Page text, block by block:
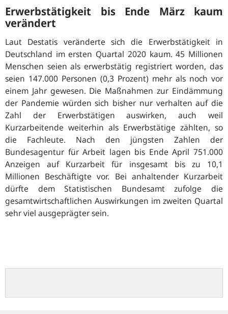
Erwerbstätigkeit bis Ende März kaum
verändert
Laut Destatis veränderte sich die Erwerbstätigkeit in
Deutschland im ersten Quartal 2020 kaum. 45 Millionen
Menschen seien als erwerbstätig registriert worden, das
seien 147.000 Personen (0,3 Prozent) mehr als noch vor
einem Jahr gewesen. Die Maßnahmen zur Eindämmung
der Pandemie würden sich bisher nur verhalten auf die
Zahl der Erwerbstätigen auswirken, auch weil
Kurzarbeitende weiterhin als Erwerbstätige zählten, so
die Fachleute. Nach den jüngsten Zahlen der
Bundesagentur für Arbeit lagen bis Ende April 751.000
Anzeigen auf Kurzarbeit für insgesamt bis zu 10,1
Millionen Beschäftigte vor. Bei anhaltender Kurzarbeit
dürfte dem Statistischen Bundesamt zufolge die
gesamtwirtschaftlichen Auswirkungen im zweiten Quartal
sehr viel ausgeprägter sein.